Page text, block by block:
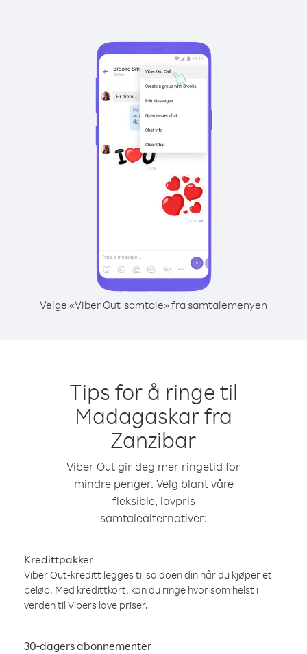
Velge «Viber Out-samtale» fra samtalemenyen
Tips for å ringe til
Madagaskar fra
Zanzibar
Viber Out gir deg mer ringetid for
mindre penger. Velg blant våre
fleksible, lavpris
samtalealternativer:
Kredittpakker
Viber Out-kreditt legges til saldoen din når du kjøper et
beløp. Med kredittkort, kan du ringe hvor som helst i
verden til Vibers lave priser.
30-dagers abonnementer